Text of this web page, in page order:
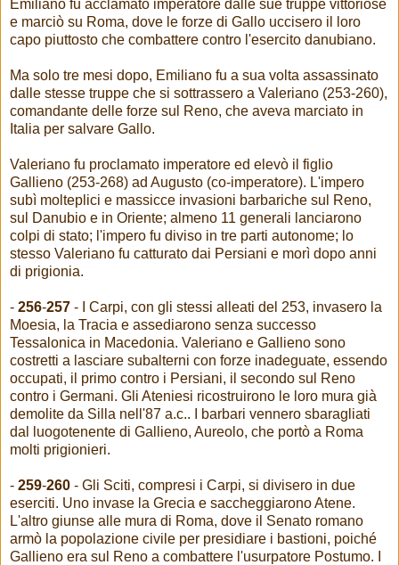
Emiliano fu acclamato imperatore dalle sue truppe vittoriose
e marciò su Roma, dove le forze di Gallo uccisero il loro
capo piuttosto che combattere contro l'esercito danubiano.
Ma solo tre mesi dopo, Emiliano fu a sua volta assassinato
dalle stesse truppe che si sottrassero a Valeriano (253-260),
comandante delle forze sul Reno, che aveva marciato in
Italia per salvare Gallo.
Valeriano fu proclamato imperatore ed elevò il figlio
Gallieno (253-268) ad Augusto (co-imperatore). L'impero
subì molteplici e massicce invasioni barbariche sul Reno,
sul Danubio e in Oriente; almeno 11 generali lanciarono
colpi di stato; l'impero fu diviso in tre parti autonome; lo
stesso Valeriano fu catturato dai Persiani e morì dopo anni
di prigionia.
- 256-257 - I Carpi, con gli stessi alleati del 253, invasero la
Moesia, la Tracia e assediarono senza successo
Tessalonica in Macedonia. Valeriano e Gallieno sono
costretti a lasciare subalterni con forze inadeguate, essendo
occupati, il primo contro i Persiani, il secondo sul Reno
contro i Germani. Gli Ateniesi ricostruirono le loro mura già
demolite da Silla nell'87 a.c.. I barbari vennero sbaragliati
dal luogotenente di Gallieno, Aureolo, che portò a Roma
molti prigionieri.
- 259-260 - Gli Sciti, compresi i Carpi, si divisero in due
eserciti. Uno invase la Grecia e saccheggiarono Atene.
L'altro giunse alle mura di Roma, dove il Senato romano
armò la popolazione civile per presidiare i bastioni, poiché
Gallieno era sul Reno a combattere l'usurpatore Postumo. I